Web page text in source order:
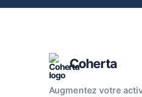
Coherta
Augmentez votre